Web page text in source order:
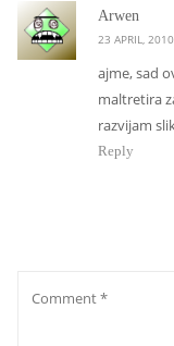
Arwen
23 APRIL,
ajme, sad
maltretira
razvijam
Reply